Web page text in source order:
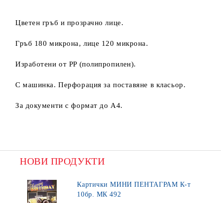
Цветен гръб и прозрачно лице.
Гръб 180 микрона, лице 120 микрона.
Изработени от PP (полипропилен).
С машинка. Перфорация за поставяне в класьор.
За документи с формат до А4.
НОВИ ПРОДУКТИ
Картички МИНИ ПЕНТАГРАМ К-т
10бр. МК 492